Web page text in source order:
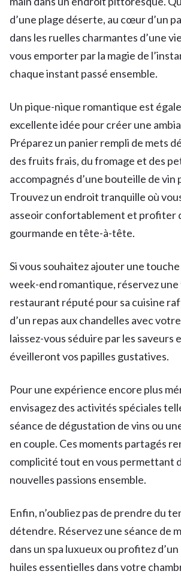
d’une plage déserte, au cœur d’un
dans les ruelles charmantes d’une
vous emporter par la magie de
chaque instant passé ensemble.
Un pique-nique romantique est
excellente idée pour créer une
Préparez un panier rempli de mets
des fruits frais, du fromage et des
accompagnés d’une bouteille de vin
Trouvez un endroit tranquille où
asseoir confortablement et profiter
gourmande en tête-à-tête.
Si vous souhaitez ajouter une
week-end romantique, réservez une
restaurant réputé pour sa cuisine
d’un repas aux chandelles avec
laissez-vous séduire par les saveurs
éveilleront vos papilles gustatives.
Pour une expérience encore plus
envisagez des activités spéciales
séance de dégustation de vins ou
en couple. Ces moments partagés
complicité tout en vous permettant
nouvelles passions ensemble.
Enfin, n’oubliez pas de prendre du
détendre. Réservez une séance de
dans un spa luxueux ou profitez
huiles essentielles dans votre